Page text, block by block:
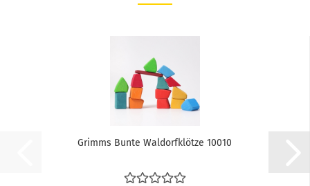
Grimms Bunte Waldorfklötze 10010